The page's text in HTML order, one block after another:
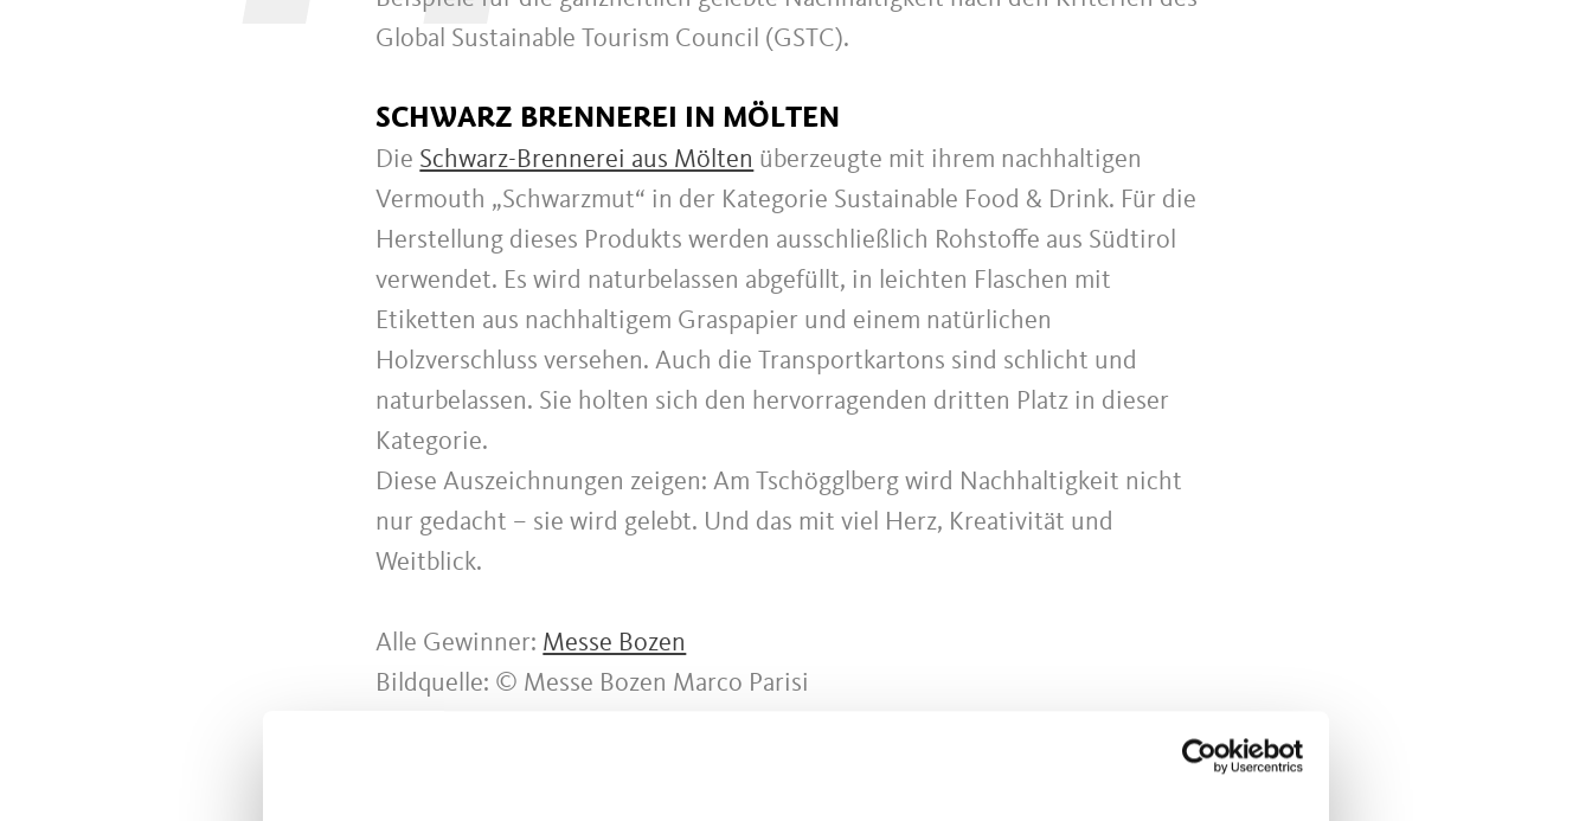
Global Sustainable Tourism Council (GSTC).
SCHWARZ BRENNEREI IN MÖLTEN
Die Schwarz-Brennerei aus Mölten überzeugte mit ihrem nachhaltigen
Vermouth „Schwarzmut“ in der Kategorie Sustainable Food & Drink. Für die
Herstellung dieses Produkts werden ausschließlich Rohstoffe aus Südtirol
verwendet. Es wird naturbelassen abgefüllt, in leichten Flaschen mit
Etiketten aus nachhaltigem Graspapier und einem natürlichen
Holzverschluss versehen. Auch die Transportkartons sind schlicht und
naturbelassen. Sie holten sich den hervorragenden dritten Platz in dieser
Kategorie.
Diese Auszeichnungen zeigen: Am Tschögglberg wird Nachhaltigkeit nicht
nur gedacht – sie wird gelebt. Und das mit viel Herz, Kreativität und
Weitblick.
Alle Gewinner: Messe Bozen
Bildquelle: © Messe Bozen Marco Parisi